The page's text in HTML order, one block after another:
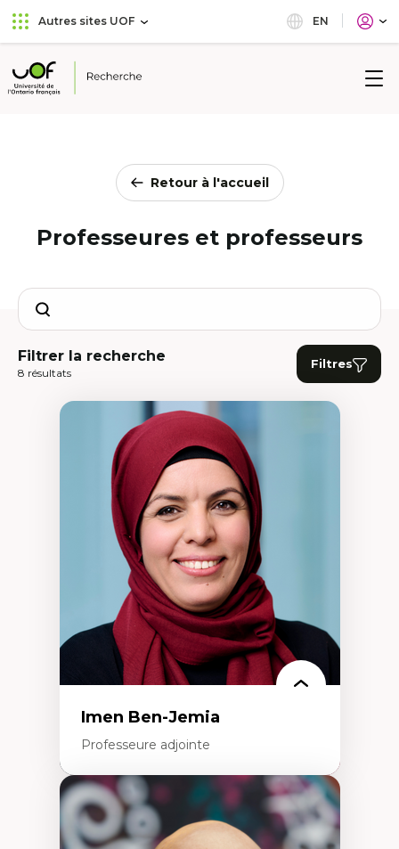
Aller
au
principal
Passer
au
Autres sites UOF EN
Université
Retour à l'accueil
Professeures et professeurs
Search
Filtrer la recherche
8 résultats
Filtres
Imen Ben-Jemia
Professeure adjointe
Expertises
Discours sur la ville et représentations
Mosquées, formes et usages au Canada